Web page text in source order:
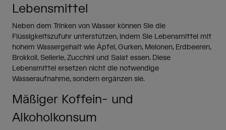
Lebensmittel
Neben dem Trinken von Wasser können Sie die
Flüssigkeitszufuhr unterstützen, indem Sie Lebensmittel mit
hohem Wassergehalt wie Äpfel, Gurken, Melonen, Erdbeeren,
Brokkoli, Sellerie, Zucchini und Salat essen. Diese
Lebensmittel ersetzen nicht die notwendige
Wasseraufnahme, sondern ergänzen sie.
Mäßiger Koffein- und
Alkoholkonsum